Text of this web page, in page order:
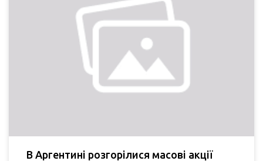
В Аргентині розгорілися масові акції